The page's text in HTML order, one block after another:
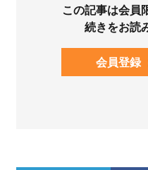
この記事は会員
続きをお読
会員登録